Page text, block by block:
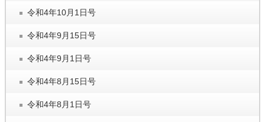
令和4年10月1日号
令和4年9月15日号
令和4年9月1日号
令和4年8月15日号
令和4年8月1日号